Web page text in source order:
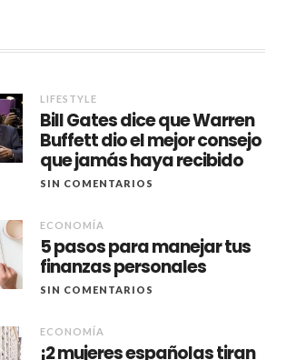
LIFESTYLE
Bill Gates dice que Warren
Buffett dio el mejor consejo
que jamás haya recibido
SIN COMENTARIOS
ECONOMÍA
5 pasos para manejar tus
finanzas personales
SIN COMENTARIOS
ECONOMÍA
¡2 mujeres españolas tiran